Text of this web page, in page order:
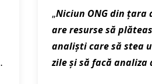
României din 12
noiembrie
„Niciun ONG din țara
are resurse să
analiști care să stea
zile și să facă analiza